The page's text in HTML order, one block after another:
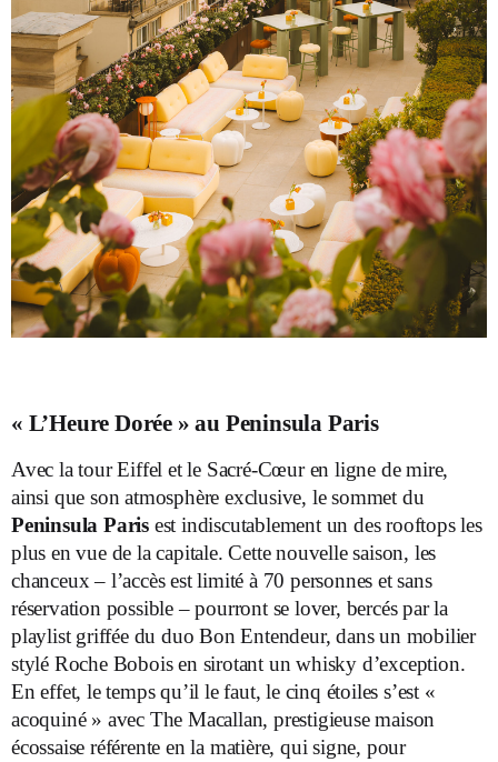
« L’Heure Dorée » au Peninsula Paris
Avec la tour Eiffel et le Sacré-Cœur en ligne de mire,
ainsi que son atmosphère exclusive, le sommet du
Peninsula Paris est indiscutablement un des rooftops les
plus en vue de la capitale. Cette nouvelle saison, les
chanceux – l’accès est limité à 70 personnes et sans
réservation possible – pourront se lover, bercés par la
playlist griffée du duo Bon Entendeur, dans un mobilier
stylé Roche Bobois en sirotant un whisky d’exception.
En effet, le temps qu’il le faut, le cinq étoiles s’est «
acoquiné » avec The Macallan, prestigieuse maison
écossaise référente en la matière, qui signe, pour